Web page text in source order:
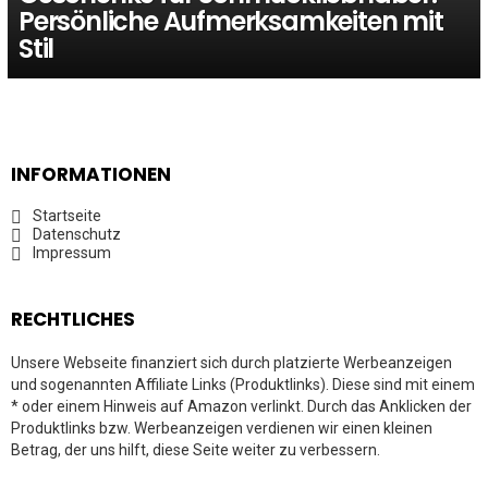
Persönliche Aufmerksamkeiten mit
Stil
INFORMATIONEN
Startseite
Datenschutz
Impressum
RECHTLICHES
Unsere Webseite finanziert sich durch platzierte Werbeanzeigen
und sogenannten Affiliate Links (Produktlinks). Diese sind mit einem
* oder einem Hinweis auf Amazon verlinkt. Durch das Anklicken der
Produktlinks bzw. Werbeanzeigen verdienen wir einen kleinen
Betrag, der uns hilft, diese Seite weiter zu verbessern.